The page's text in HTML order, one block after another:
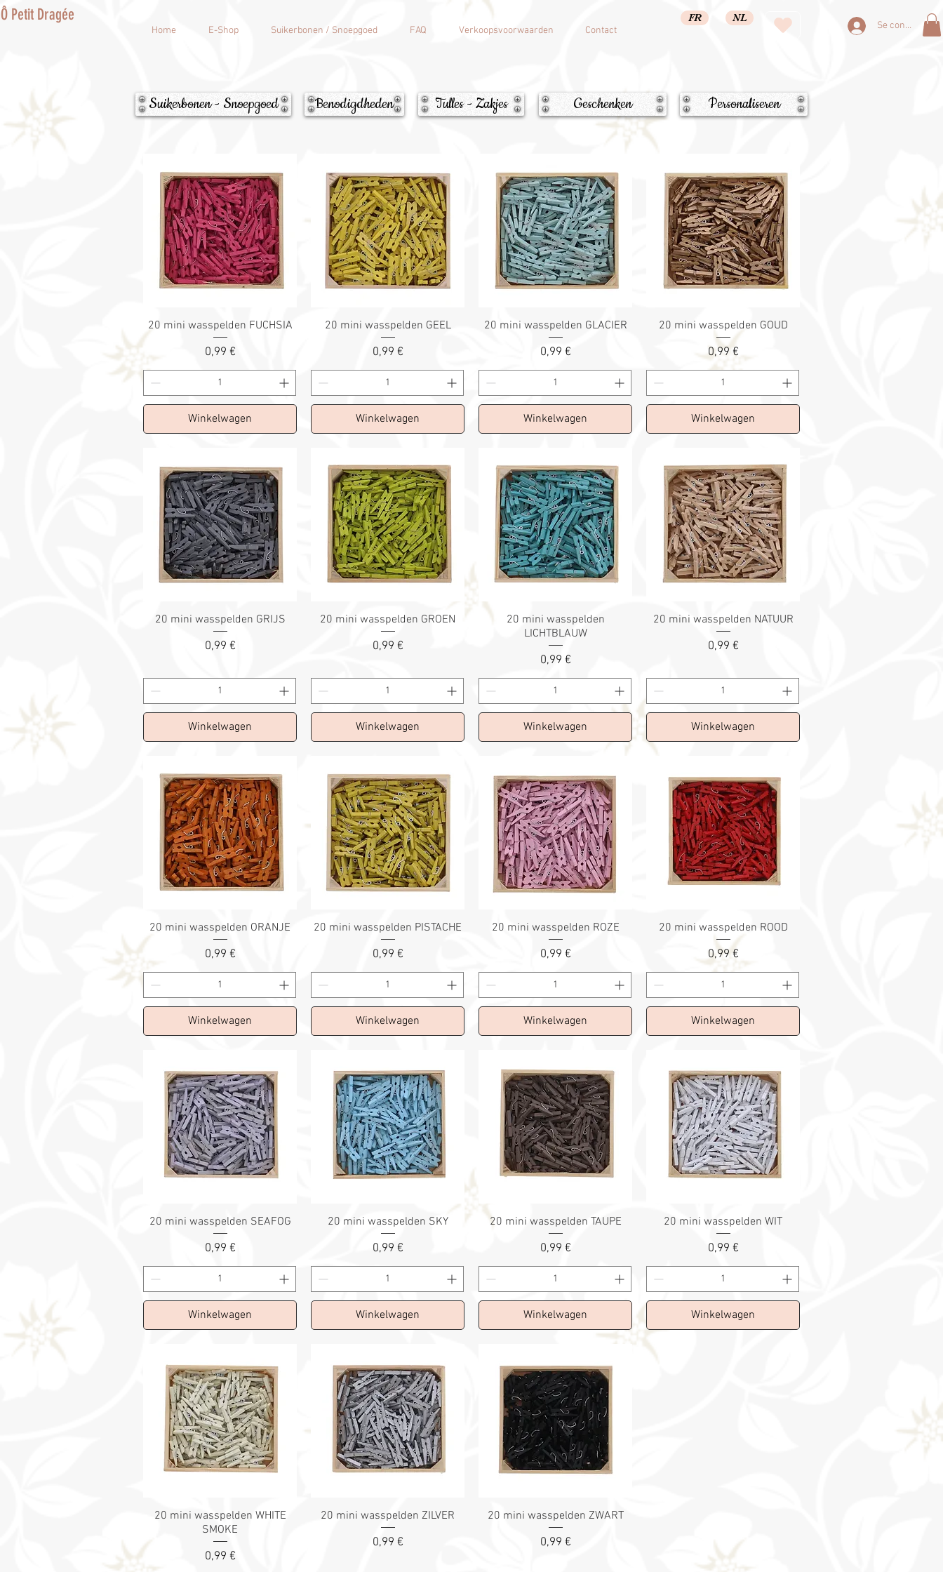
Ô Petit Dragée FR NL
Se connecter
Home E-Shop Suikerbonen / Snoepgoed FAQ Verkoopsvoorwaarden Contact
Suikerbonen - Snoepgoed Benodigdheden Tulles - Zakjes Geschenken Personaliseren
20 mini wasspelden FUCHSIA
Prix
0,99 €
Winkelwagen
20 mini wasspelden GEEL
Prix
0,99 €
Winkelwagen
20 mini wasspelden GLACIER
Prix
0,99 €
Winkelwagen
20 mini wasspelden GOUD
Prix
0,99 €
Winkelwagen
20 mini wasspelden GRIJS
Prix
0,99 €
Winkelwagen
20 mini wasspelden GROEN
Prix
0,99 €
Winkelwagen
20 mini wasspelden
LICHTBLAUW
Prix
0,99 €
Winkelwagen
20 mini wasspelden NATUUR
Prix
0,99 €
Winkelwagen
20 mini wasspelden ORANJE
Prix
0,99 €
Winkelwagen
20 mini wasspelden PISTACHE
Prix
0,99 €
Winkelwagen
20 mini wasspelden ROZE
Prix
0,99 €
Winkelwagen
20 mini wasspelden ROOD
Prix
0,99 €
Winkelwagen
20 mini wasspelden SEAFOG
Prix
0,99 €
Winkelwagen
20 mini wasspelden SKY
Prix
0,99 €
Winkelwagen
20 mini wasspelden TAUPE
Prix
0,99 €
Winkelwagen
20 mini wasspelden WIT
Prix
0,99 €
Winkelwagen
20 mini wasspelden WHITE
SMOKE
Prix
0,99 €
20 mini wasspelden ZILVER
Prix
0,99 €
20 mini wasspelden ZWART
Prix
0,99 €